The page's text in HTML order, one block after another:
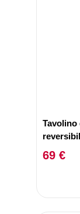
Nocciola
69 €